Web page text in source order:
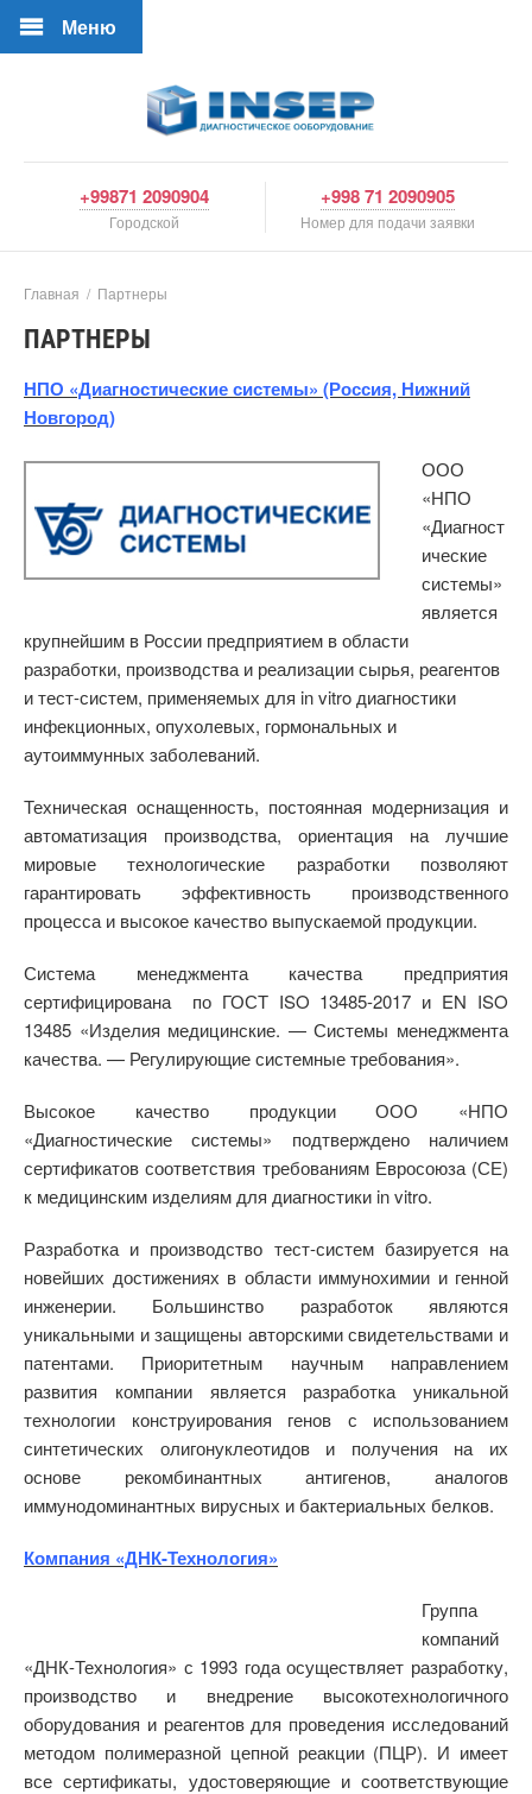
Меню
+99871 2090904
Городской
+998 71 2090905
Номер для подачи заявки
Главная / Партнеры
ПАРТНЕРЫ
НПО «Диагностические системы» (Россия, Нижний
Новгород)
ООО
«НПО
«Диагност
ические
системы»
является
крупнейшим в России предприятием в области
разработки, производства и реализации сырья, реагентов
и тест-систем, применяемых для in vitro диагностики
инфекционных, опухолевых, гормональных и
аутоиммунных заболеваний.
Техническая оснащенность, постоянная модернизация и
автоматизация производства, ориентация на лучшие
мировые технологические разработки позволяют
гарантировать эффективность производственного
процесса и высокое качество выпускаемой продукции.
Система менеджмента качества предприятия
сертифицирована по ГОСТ ISO 13485-2017 и EN ISO
13485 «Изделия медицинские. — Системы менеджмента
качества. — Регулирующие системные требования».
Высокое качество продукции ООО «НПО
«Диагностические системы» подтверждено наличием
сертификатов соответствия требованиям Евросоюза (СЕ)
к медицинским изделиям для диагностики in vitro.
Разработка и производство тест-систем базируется на
новейших достижениях в области иммунохимии и генной
инженерии. Большинство разработок являются
уникальными и защищены авторскими свидетельствами и
патентами. Приоритетным научным направлением
развития компании является разработка уникальной
технологии конструирования генов с использованием
синтетических олигонуклеотидов и получения на их
основе рекомбинантных антигенов, аналогов
иммунодоминантных вирусных и бактериальных белков.
Компания «ДНК-Технология»
Группа
компаний
«ДНК-Технология» с 1993 года осуществляет разработку,
производство и внедрение высокотехнологичного
оборудования и реагентов для проведения исследований
методом полимеразной цепной реакции (ПЦР). И имеет
все сертификаты, удостоверяющие и соответствующие